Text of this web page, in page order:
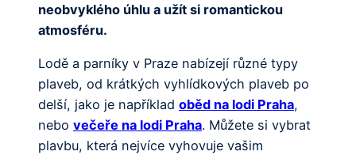
neobvyklého úhlu a užít si romantickou
atmosféru.
Lodě a parníky v Praze nabízejí různé typy
plaveb, od krátkých vyhlídkových plaveb po
delší, jako je například oběd na lodi Praha,
nebo večeře na lodi Praha. Můžete si vybrat
plavbu, která nejvíce vyhovuje vašim